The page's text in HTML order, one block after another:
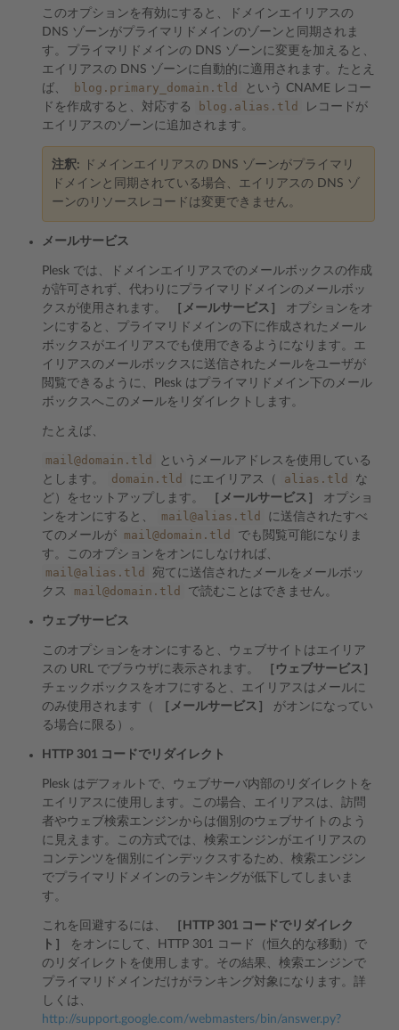
このオプションを有効にすると、ドメインエイリアスの
DNS ゾーンがプライマリドメインのゾーンと同期されま
す。プライマリドメインの DNS ゾーンに変更を加えると、
エイリアスの DNS ゾーンに自動的に適用されます。たとえ
ば、
blog.primary_domain.tld
という CNAME レコー
ドを作成すると、対応する
blog.alias.tld
レコードが
エイリアスのゾーンに追加されます。
注釈: ドメインエイリアスの DNS ゾーンがプライマリ
ドメインと同期されている場合、エイリアスの DNS ゾ
ーンのリソースレコードは変更できません。
メールサービス
Plesk では、ドメインエイリアスでのメールボックスの作成
が許可されず、代わりにプライマリドメインのメールボッ
クスが使用されます。
［メールサービス］
オプションをオ
ンにすると、プライマリドメインの下に作成されたメール
ボックスがエイリアスでも使用できるようになります。エ
イリアスのメールボックスに送信されたメールをユーザが
閲覧できるように、Plesk はプライマリドメイン下のメール
ボックスへこのメールをリダイレクトします。
たとえば、
mail@domain.tld
というメールアドレスを使用している
とします。
domain.tld にエイリアス（ alias.tld
な
ど）をセットアップします。
［メールサービス］
オプショ
ンをオンにすると、
mail@alias.tld
に送信されたすべ
てのメールが
mail@domain.tld
でも閲覧可能になりま
す。このオプションをオンにしなければ、
mail@alias.tld
宛てに送信されたメールをメールボッ
クス
mail@domain.tld で読むことはできません。
ウェブサービス
このオプションをオンにすると、ウェブサイトはエイリア
スの URL でブラウザに表示されます。
［ウェブサービス］
チェックボックスをオフにすると、エイリアスはメールに
のみ使用されます（
［メールサービス］
がオンになってい
る場合に限る）。
HTTP 301 コードでリダイレクト
Plesk はデフォルトで、ウェブサーバ内部のリダイレクトを
エイリアスに使用します。この場合、エイリアスは、訪問
者やウェブ検索エンジンからは個別のウェブサイトのよう
に見えます。この方式では、検索エンジンがエイリアスの
コンテンツを個別にインデックスするため、検索エンジン
でプライマリドメインのランキングが低下してしまいま
す。
これを回避するには、
［HTTP 301 コードでリダイレク
ト］
をオンにして、HTTP 301 コード（恒久的な移動）で
のリダイレクトを使用します。その結果、検索エンジンで
プライマリドメインだけがランキング対象になります。詳
しくは、
http://support.google.com/webmasters/bin/answer.py?